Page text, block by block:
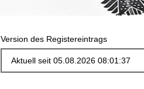
Version des Registereintrags